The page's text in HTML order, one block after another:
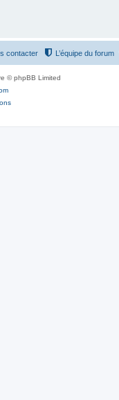
L’équipe du forum
contacter
© phpBB Limited